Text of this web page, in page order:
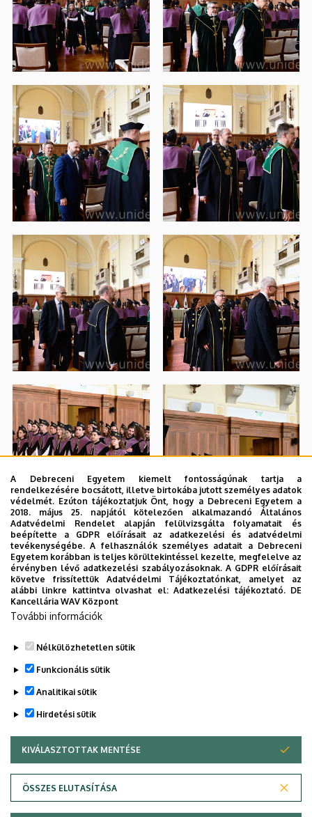
Adatvédelem
A Debreceni Egyetem kiemelt fontosságúnak tartja a
rendelkezésére bocsátott, illetve birtokába jutott személyes adatok
védelmét. Ezúton tájékoztatjuk Önt, hogy a Debreceni Egyetem a
2018. május 25. napjától kötelezően alkalmazandó Általános
Adatvédelmi Rendelet alapján felülvizsgálta folyamatait és
beépítette a GDPR előírásait az adatkezelési és adatvédelmi
tevékenységébe. A felhasználók személyes adatait a Debreceni
Egyetem korábban is teljes körültekintéssel kezelte, megfelelve az
érvényben lévő adatkezelési szabályozásoknak. A GDPR előírásait
követve frissítettük Adatvédelmi Tájékoztatónkat, amelyet az
alábbi linkre kattintva olvashat el:Adatkezelési tájékoztató. DE
Kancellária WAV Központ
További információk
Nélkülözhetetlen sütik
Funkcionális sütik
Analitikai sütik
Hirdetési sütik
KIVÁLASZTOTTAK MENTÉSE
ÖSSZES ELUTASÍTÁSA
WITHDRAW CONSENT